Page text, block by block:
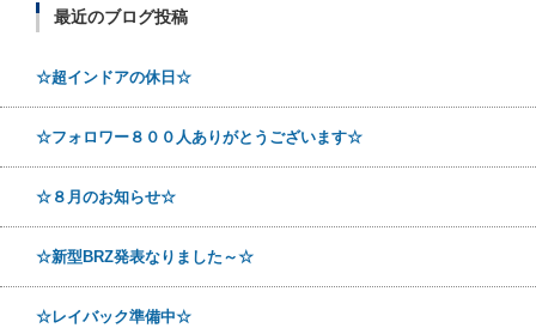
最近のブログ投稿
☆超インドアの休日☆
☆フォロワー８００人ありがとうございます☆
☆８月のお知らせ☆
☆新型BRZ発表なりました～☆
☆レイバック準備中☆